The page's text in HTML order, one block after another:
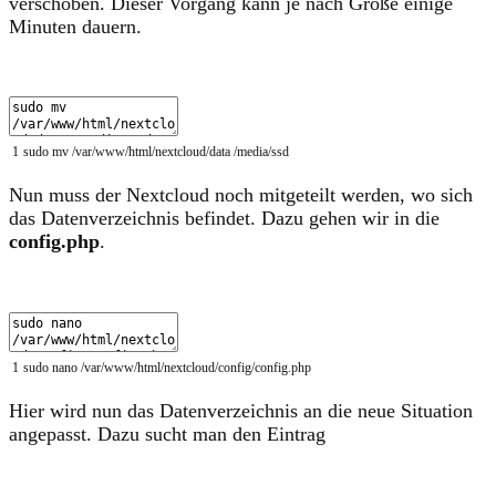
Minuten dauern.
1 sudo mv /var/www/html/nextcloud/data /media/ssd
Nun muss der Nextcloud noch mitgeteilt werden, wo sich
das Datenverzeichnis befindet. Dazu gehen wir in die
config.php.
1 sudo nano /var/www/html/nextcloud/config/config.php
Hier wird nun das Datenverzeichnis an die neue Situation
angepasst. Dazu sucht man den Eintrag